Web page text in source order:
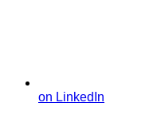
on LinkedIn